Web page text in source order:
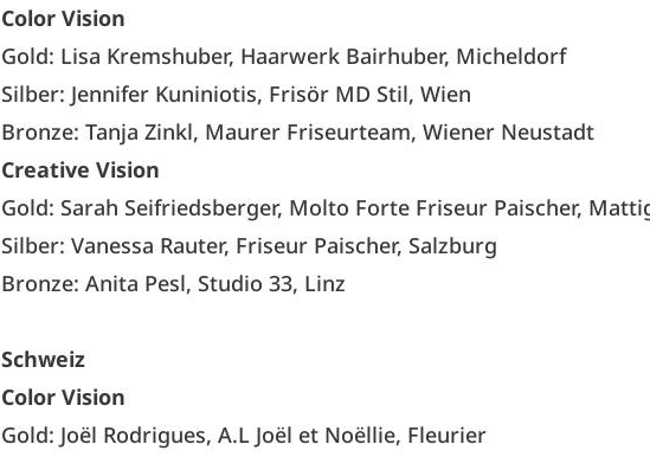
Color Vision
Gold: Lisa Kremshuber, Haarwerk Bairhuber, Micheldorf
Silber: Jennifer Kuniniotis, Frisör MD Stil, Wien
Bronze: Tanja Zinkl, Maurer Friseurteam, Wiener Neustadt
Creative Vision
Gold: Sarah Seifriedsberger, Molto Forte Friseur Paischer,
Silber: Vanessa Rauter, Friseur Paischer, Salzburg
Bronze: Anita Pesl, Studio 33, Linz
Schweiz
Color Vision
Gold: Joël Rodrigues, A.L Joël et Noëllie, Fleurier